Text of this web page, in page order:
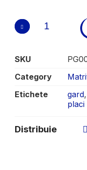
SKU
Category
Etichete
gard,
placi
Distribuie